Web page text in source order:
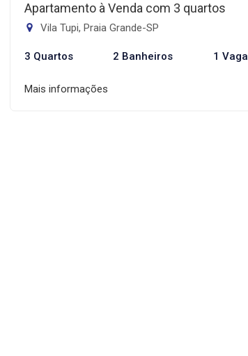
Apartamento à Venda com 3 quartos
Vila Tupi, Praia Grande-SP
3 Quartos 2 Banheiros 1 Vaga
Mais informações